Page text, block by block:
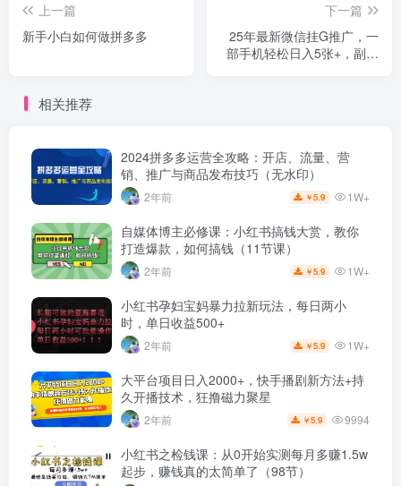
上一篇
新手小白如何做拼多多
下一篇
25年最新微信挂G推广，一
部手机轻松日入5张+，副业
相关推荐
2024拼多多运营全攻略：开店、流量、营
销、推广与商品发布技巧（无水印）
2年前 ￥5.9 1W+
自媒体博主必修课：小红书搞钱大赏，教你
打造爆款，如何搞钱（11节课）
2年前 ￥5.9 1W+
小红书孕妇宝妈暴力拉新玩法，每日两小
时，单日收益500+
2年前 ￥5.9 1W+
大平台项目日入2000+，快手播剧新方法+持
久开播技术，狂撸磁力聚星
2年前 ￥5.9 9994
小红书之检钱课：从0开始实测每月多赚1.5w
起步，赚钱真的太简单了（98节）